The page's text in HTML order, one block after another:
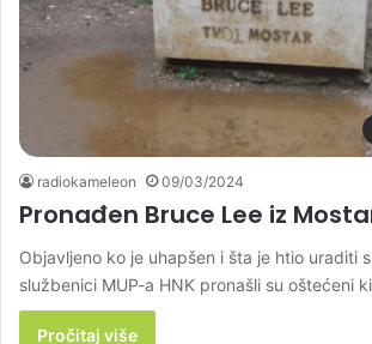
radiokameleon 09/03/2024
Pronađen Bruce Lee iz
Objavljeno ko je uhapšen i šta je htio uraditi
službenici MUP-a HNK pronašli su oštećeni
Pročitaj više